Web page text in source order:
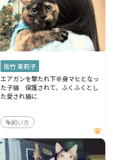
佐竹 茉莉子
エアガンを撃たれ下半身マヒとなっ
た子猫 保護されて、ふくふくとし
た愛され猫に
飼い方